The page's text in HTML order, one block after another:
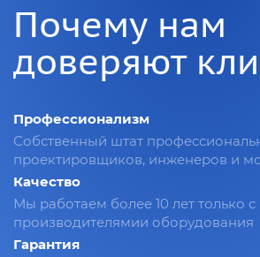
Почему нам
доверяют
Профессионализм
Собственный штат
проектировщиков, инженеров и
Качество
Мы работаем более 10 лет только
производителямии оборудования
Гарантия